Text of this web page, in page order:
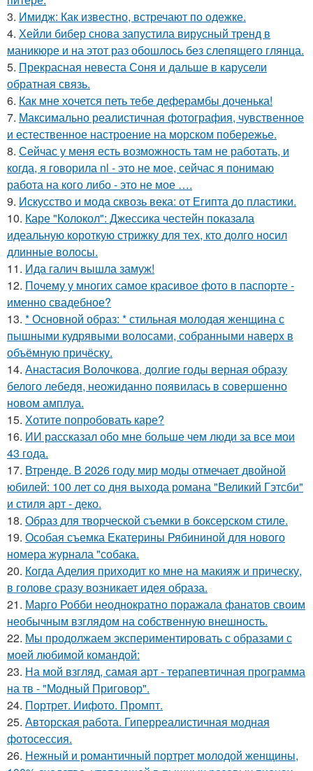
3. Имидж: Как известно, встречают по одежке.
4. Хейли бибер снова запустила вирусный тренд в
маникюре и на этот раз обошлось без слепящего глянца.
5. Прекрасная невеста Соня и дальше в карусели
обратная связь.
6. Как мне хочется петь тебе деферамбы доченька!
7. Максимально реалистичная фотография, чувственное
и естественное настроение на морском побережье.
8. Сейчас у меня есть возможность там не работать, и
когда, я говорила nl - это не мое, сейчас я понимаю
работа на кого либо - это не мое ….
9. Искусство и мода сквозь века: от Египта до пластики.
10. Каре "Колокол": Джессика честейн показала
идеальную короткую стрижку для тех, кто долго носил
длинные волосы.
11. Ида галич вышла замуж!
12. Почему у многих самое красивое фото в паспорте -
именно свадебное?
13. * Основной образ: * стильная молодая женщина с
пышными кудрявыми волосами, собранными наверх в
объёмную причёску.
14. Анастасия Волочкова, долгие годы верная образу
белого лебедя, неожиданно появилась в совершенно
новом амплуа.
15. Хотите попробовать каре?
16. ИИ рассказал обо мне больше чем люди за все мои
43 года.
17. Втренде. В 2026 году мир моды отмечает двойной
юбилей: 100 лет со дня выхода романа "Великий Гэтсби"
и стиля арт - деко.
18. Образ для творческой съемки в боксерском стиле.
19. Особая съемка Екатерины Рябининой для нового
номера журнала "собака.
20. Когда Аделия приходит ко мне на макияж и прическу,
в голове сразу возникает идея образа.
21. Марго Робби неоднократно поражала фанатов своим
необычным взглядом на собственную внешность.
22. Мы продолжаем экспериментировать с образами с
моей любимой командой:
23. На мой взгляд, самая арт - терапевтичная программа
на тв - "Модный Приговор".
24. Портрет. Иифото. Промпт.
25. Авторская работа. Гиперреалистичная модная
фотосессия.
26. Нежный и романтичный портрет молодой женщины,